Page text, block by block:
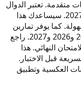
متقدمة. تعتبر الدوال
المثلثية من المواضيع المهمة في رياضيات 2027. سيساعدك هذا
كما يوفر تمارين
محلولة من امتحانات السنوات السابقة 2025 و2026 و2027. راجع
النهائي. هذا
قبل الاختبار.
العكسية وتطبيق